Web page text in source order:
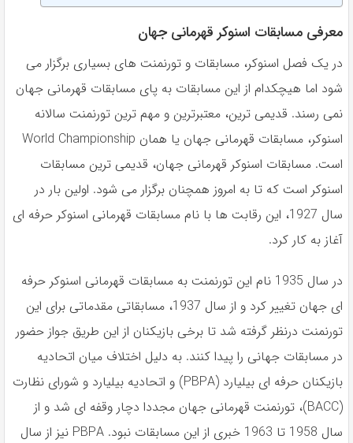
معرفی مسابقات اسنوکر قهرمانی جهان
در یک فصل اسنوکر، مسابقات و تورنمنت های بسیاری برگزار می
شود اما هیچکدام از این مسابقات به پای مسابقات قهرمانی جهان
نمی رسند. قدیمی ترین، معتبرترین و مهم ترین تورنمنت سالانه
اسنوکر، مسابقات قهرمانی جهان یا همان World Championship
است. مسابقات اسنوکر قهرمانی جهان، قدیمی ترین مسابقات
اسنوکر است که تا به امروز همچنان برگزار می شود. اولین بار در
سال 1927، این رقابت ها با نام مسابقات قهرمانی اسنوکر حرفه ای
آغاز به کار کرد.
در سال 1935 نام این تورنمنت به مسابقات قهرمانی اسنوکر حرفه
ای جهان تغییر کرد و از سال 1937، مسابقاتی مقدماتی برای این
تورنمنت درنظر گرفته شد تا برخی بازیکنان از این طریق جواز حضور
در مسابقات جهانی را پیدا کنند. به دلیل اختلاف میان اتحادیه
بازیکنان حرفه ای بیلیارد (PBPA) و اتحادیه بیلیارد و شورای نظارت
(BACC)، تورنمنت قهرمانی جهان مجددا دچار وقفه ای شد و از
سال 1958 تا 1963 خبری از این مسابقات نبود. PBPA نیز از سال